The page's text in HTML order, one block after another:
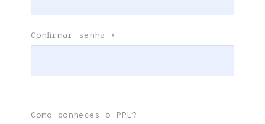
Confirmar senha *
Como conheces o PPL?